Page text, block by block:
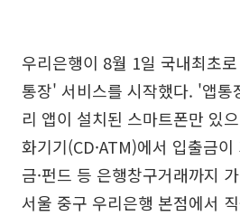
우리은행이 8월 1일 국내최초
통장' 서비스를 시작했다. '앱통
리 앱이 설치된 스마트폰만 있
화기기(CD·ATM)에서 입출금
금·펀드 등 은행창구거래까지
서울 중구 우리은행 본점에서